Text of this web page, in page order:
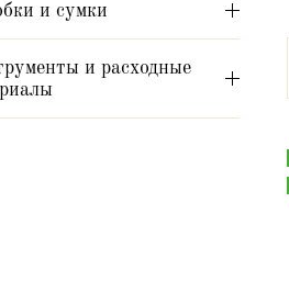
и сумки
и расходные